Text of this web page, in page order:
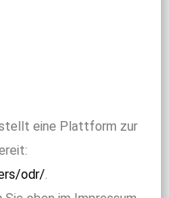
stellt eine Plattform zur
odr/.